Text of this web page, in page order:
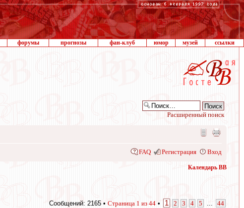
форумы прогнозы фан-клуб юмор музей ссылки
Расширенный поиск
FAQ Регистрация Вход
Календарь ВВ
Сообщений: 2165 • Страница 1 из 44 • 1 2 3 4 5 44